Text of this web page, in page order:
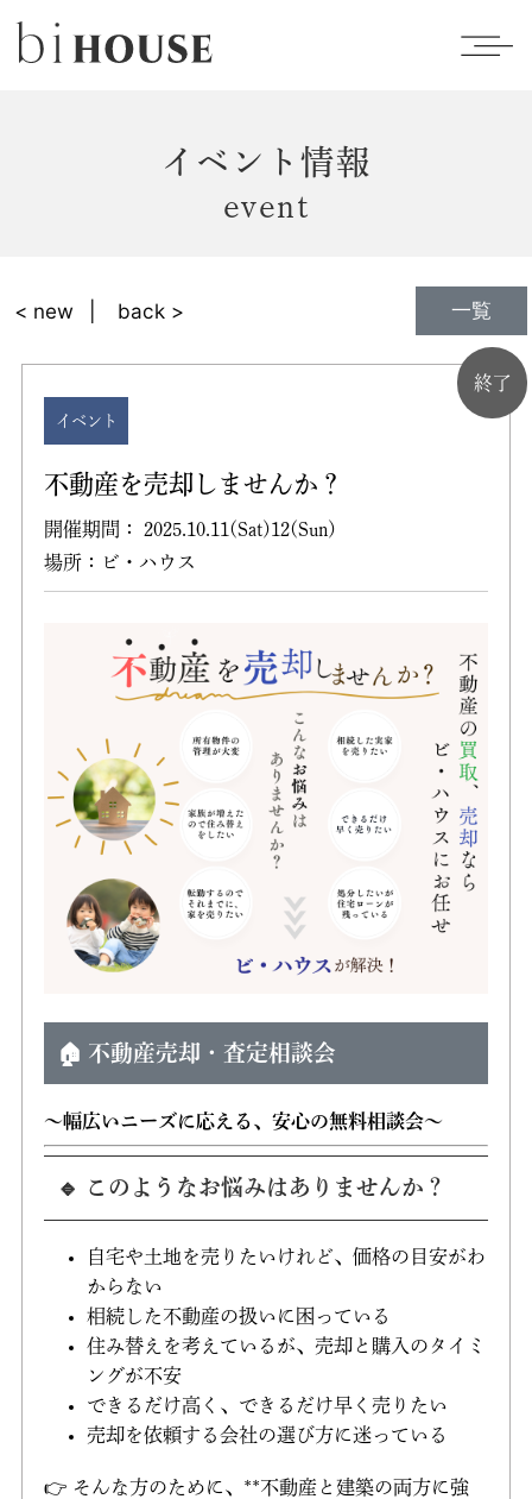
イベント情報
event
一覧
< new back >
終了
イベント
不動産を売却しませんか？
開催期間： 2025.10.11(Sat)12(Sun)
場所：ビ・ハウス
🏠 不動産売却・査定相談会
～幅広いニーズに応える、安心の無料相談会～
🔹 このようなお悩みはありませんか？
自宅や土地を売りたいけれど、価格の目安がわ
からない
相続した不動産の扱いに困っている
住み替えを考えているが、売却と購入のタイミ
ングが不安
できるだけ高く、できるだけ早く売りたい
売却を依頼する会社の選び方に迷っている
👉 そんな方のために、**不動産と建築の両方に強